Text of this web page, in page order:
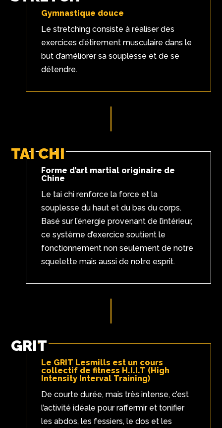
Gymnastique douce
Le stretching consiste à réaliser des
exercices d’étirement musculaire dans le
but d’améliorer sa souplesse et de se
détendre.
TAI CHI
Forme d’art martial originaire de
Chine
Le tai chi renforce la force et la
souplesse du haut et du bas du corps.
Basé sur l’énergie provenant de l’intérieur,
ce système d’exercice soutient le
fonctionnement non seulement de notre
squelette mais aussi de notre esprit.
GRIT
Le GRIT Lesmills est un cours
collectif de fitness H.I.I.T (High
Intensity Interval Training)
De courte durée, mais très intense, c’est
l’activité idéale pour raffermir et tonifier
les abdos, les fessiers, le dos et les